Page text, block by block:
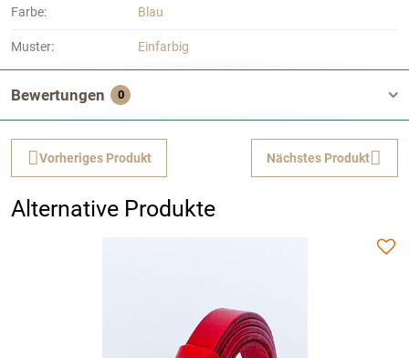
Farbe: Blau
Muster: Einfarbig
Bewertungen 0
Vorheriges Produkt Nächstes Produkt
Alternative Produkte